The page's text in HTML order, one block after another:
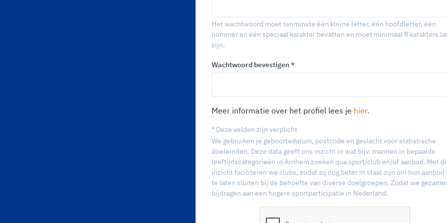
Het wachtwoord moet tenminste één kleine letter, één hoofdletter, één
nummer en één speciaal karakter bevatten en moet minimaal 8 karakters
zijn.
Wachtwoord bevestigen *
Meer informatie over het profiel lees je hier.
* Deze velden zijn verplicht
We gebruiken je geboortedatum, postcode en geslacht voor statistische
doeleinden. Deze data geeft ons inzicht in wat bijv. mannen in bepaalde
leeftijdscategorieën in Arnhem zoeken qua sport/club en/of aanbod. Met
inzicht faciliteren we clubs, zodat zij nog beter in staat zijn om hun aanbod
te laten sluiten bij de behoefte van diverse doelgroepen. Zodat we
bijdragen aan een hogere sportparticipatie in Nederland.